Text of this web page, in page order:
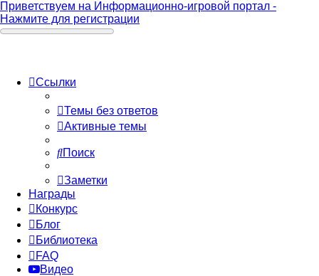
Приветствуем на Информационно-игровой портал -
Нажмите для регистрации
Ссылки
Темы без ответов
Активные темы
Поиск
Заметки
Награды
Конкурс
Блог
Библиотека
FAQ
Видео